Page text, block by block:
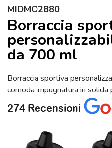
Home » Borracce
Personalizzate »
Borraccia
da 700 ml (MIDMO2880)
MIDMO2880
Borraccia
da 700 ml
Borraccia sportiva
comoda impugnatura in solida